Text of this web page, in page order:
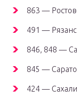
863 —
491 —
846, 848 —
845 —
424 —